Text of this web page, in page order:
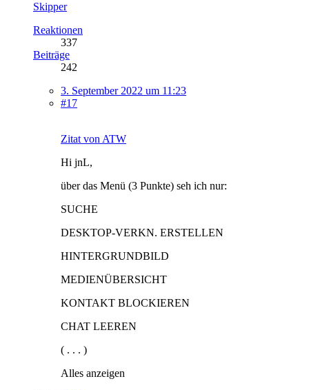
Skipper
Reaktionen
337
Beiträge
242
3. September 2022 um 11:23
#17
Zitat von ATW
Hi jnL,
über das Menü (3 Punkte) seh ich nur:
SUCHE
DESKTOP-VERKN. ERSTELLEN
HINTERGRUNDBILD
MEDIENÜBERSICHT
KONTAKT BLOCKIEREN
CHAT LEEREN
( . . . )
Alles anzeigen